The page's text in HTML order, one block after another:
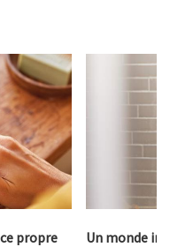
propre
Un monde